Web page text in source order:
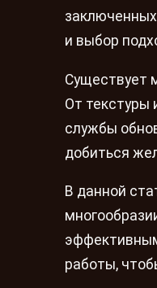
и выбор
Существует
От текстуры
службы
добиться
В данной
работы,